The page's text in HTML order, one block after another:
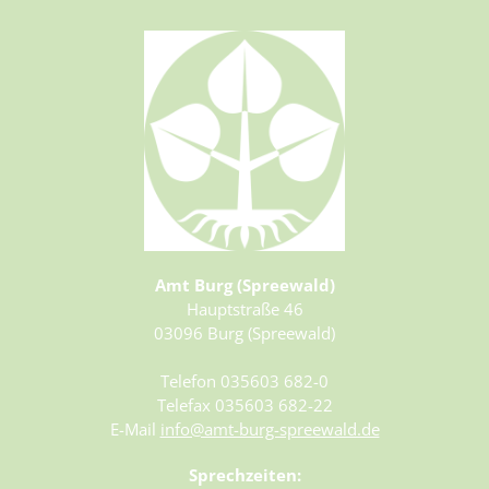
31.08.2026 – 01.09.2026
01.09.2026 – 02.09.2026
02.09.2026 – 03.09.2026
03.09.2026 – 04.09.2026
04.09.2026 – 05.09.2026
05.09.2026 – 06.09.2026
06.09.2026 – 07.09.2026
07.09.2026 – 08.09.2026
10.09.2026 – 11.09.2026
11.09.2026 – 12.09.2026
13.09.2026 – 14.09.2026
14.09.2026 – 15.09.2026
16.09.2026 – 17.09.2026
Amt Burg (Spreewald)
Hauptstraße 46
03096 Burg (Spreewald)
Telefon 035603 682-0
Telefax 035603 682-22
E-Mail info@amt-burg-spreewald.de
Sprechzeiten: